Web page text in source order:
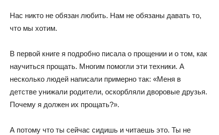
Нас никто не обязан любить. Нам не обязаны давать то,
что мы хотим.
В первой книге я подробно писала о прощении и о том, как
научиться прощать. Многим помогли эти техники. А
несколько людей написали примерно так: «Меня в
детстве унижали родители, оскорбляли дворовые друзья.
Почему я должен их прощать?».
А потому что ты сейчас сидишь и читаешь это. Ты не